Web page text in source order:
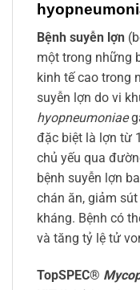
Bệnh suyễn lợn
một trong những
kinh tế cao trong
suyễn lợn do vi
hyopneumoniae
đặc biệt là lợn từ
chủ yếu qua
bệnh suyễn lợn
chán ăn, giảm
kháng. Bệnh có
và tăng tỷ lệ tử
TopSPEC®